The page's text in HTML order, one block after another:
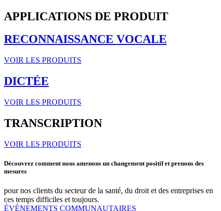
APPLICATIONS DE PRODUIT
RECONNAISSANCE VOCALE
VOIR LES PRODUITS
DICTÉE
VOIR LES PRODUITS
TRANSCRIPTION
VOIR LES PRODUITS
Découvrez comment nous amenons un changement positif et prenons des
mesures
pour nos clients du secteur de la santé, du droit et des entreprises en
ces temps difficiles et toujours.
ÉVÉNEMENTS COMMUNAUTAIRES